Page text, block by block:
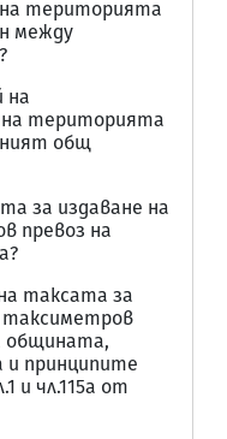
територията
между
на
територията
общ
за издаване на
превоз на
таксата за
таксиметров
общината,
и принципите
и чл.115а от